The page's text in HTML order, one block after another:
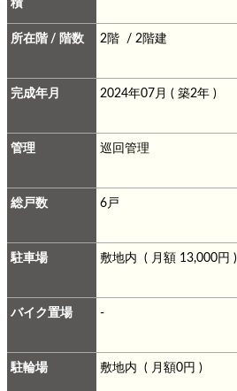
積
所在階 / 階数 2階 / 2階建
完成年月 2024年07月 ( 築2年 )
管理 巡回管理
総戸数 6戸
駐車場 敷地内 ( 月額 13,000円 )
バイク置場 -
駐輪場 敷地内 ( 月額0円 )